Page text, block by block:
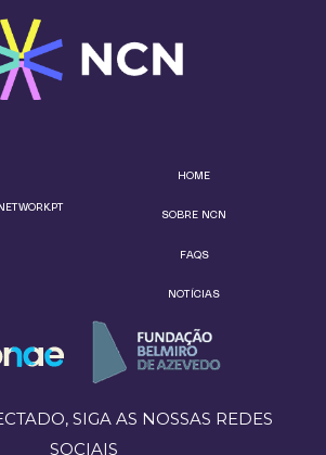
HOME
SOBRE NCN
FAQS
NOTÍCIAS
SIGA AS NOSSAS REDES
SOCIAIS